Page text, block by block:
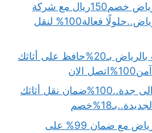
دينا نقل عفش غرب الرياض خصم150ريال مع شركة
نقل عفش في غرب الرياض..حلولًا فعالة100% لنقل
شركة نقل وتخزين أثاث بالرياض بـ20%حافظ على أثاثك
الان
نقل عفش من الرياض الى جدة..100%ضمان نقل أثاثك
دينا نقل عفش شرق الرياض مع ضمان 99% على